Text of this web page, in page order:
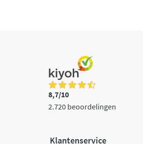
8,7/10
2.720 beoordelingen
Klantenservice